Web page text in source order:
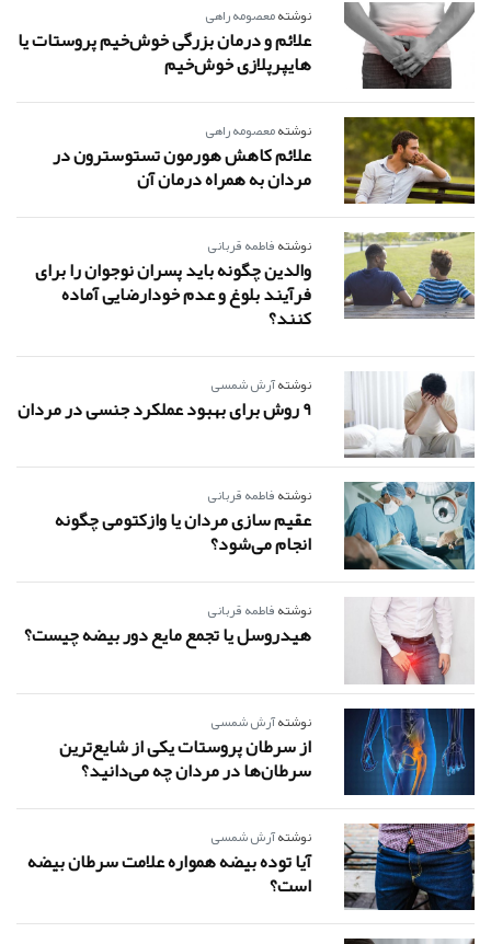
نوشتهمعصومه راهی
علائم و درمان بزرگی خوش‌خیم پروستات یا
هایپرپلازی خوش‌خیم
نوشتهمعصومه راهی
علائم کاهش هورمون تستوسترون در
مردان به همراه درمان آن
نوشتهفاطمه قربانی
والدین چگونه باید پسران نوجوان را برای
فرآیند بلوغ و عدم خودارضایی آماده
کنند؟
نوشتهآرش شمسی
9 روش برای بهبود عملکرد جنسی در مردان
نوشتهفاطمه قربانی
عقیم سازی مردان یا وازکتومی چگونه
انجام می‌شود؟
نوشتهفاطمه قربانی
هیدروسل یا تجمع مایع دور بیضه چیست؟
نوشتهآرش شمسی
از سرطان پروستات یکی از شایع‌ترین
سرطان‌ها در مردان چه می‌دانید؟
نوشتهآرش شمسی
آیا توده بیضه همواره علامت سرطان بیضه
است؟